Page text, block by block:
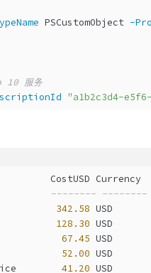
PSCustomObject -
10 服务
"a1b2c3d4-
CostUSD Currency
-------- --------
342.58 USD
128.30 USD
67.45 USD
52.00 USD
Service 41.20 USD